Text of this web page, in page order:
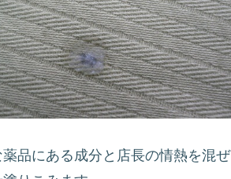
品にある成分と店長の情熱を混ぜ